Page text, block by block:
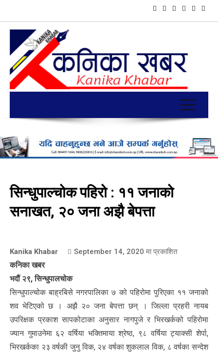
सिन्धुपाल्चोक पहिरो : ११ जनाको
सनाखत, २० जना अझै बेपत्ता
Kanika Khabar September 14, 2020 मा प्रकाशित
कनिका खबर
भदौं २९, सिन्धुपालचोक
सिन्धुपाल्चोक बाह्रबिसे नगरपालिका ७ को पहिरोमा पुरिएका ११ जनाको
शव भेटिएको छ । अझै २० जना बेपत्ता छन् । जिल्ला प्रहरी नायब
उपरिक्षक प्रकाश सापकोटाका अनुसार नागपुजे र भिरखर्कको पहिरोमा
ज्यान गुमाउनेमा ६२ वर्षिया भक्तिमाया श्रेष्ठ, ९८ वर्षिया ट्याक्सी शेर्पा,
भिरखर्कका २३ वर्षकी जुनु विक, २४ वर्षका शुकलाल विक, ८ वर्षका सन्देश